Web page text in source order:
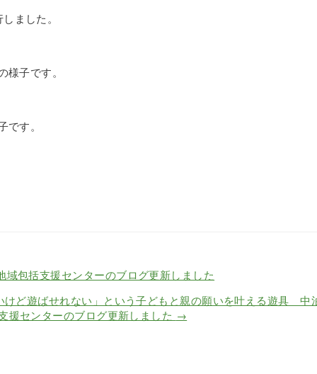
ました。
子です。
す。
包括支援センターのブログ更新しました
けど遊ばせれない」という子どもと親の願いを叶える遊具 中
援センターのブログ更新しました →